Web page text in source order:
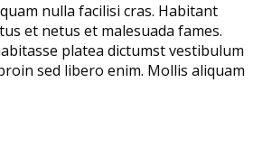
nulla facilisi cras. Habitant
et netus et malesuada fames.
platea dictumst vestibulum
sed libero enim. Mollis aliquam